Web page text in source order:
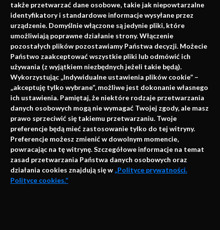
także przetwarzać dane osobowe, takie jak niepowtarzalne
identyfikatory i standardowe informacje wysyłane przez
urządzenie. Domyślnie włączone są jedynie pliki, które
umożliwiają poprawne działanie strony. Włączenie
pozostałych plików pozostawiamy Państwa decyzji. Możecie
Państwo zaakceptować wszystkie pliki lub odmówić ich
używania (z wyjątkiem niezbędnych jeżeli takie będą).
Wykorzystując „Indywidualne ustawienia plików cookie” –
„akceptuję tylko wybrane”, możliwe jest dokonanie własnego
ich ustawienia. Pamiętaj, że niektóre rodzaje przetwarzania
danych osobowych mogą nie wymagać Twojej zgody, ale masz
prawo sprzeciwić się takiemu przetwarzaniu. Twoje
preferencje będą mieć zastosowanie tylko do tej witryny.
Preferencje możesz zmienić w dowolnym momencie,
powracając na tę witrynę. Szczegółowe informacje na temat
zasad przetwarzania Państwa danych osobowych oraz
działania cookies znajdują się w „Polityce prywatności.
Polityce cookies.”
Napisz do nas
info@faktymedyczne.pl
ul. Towarowa 2
43-460 Wisła
Redakcja medyczna:
ul. Wolności 338b